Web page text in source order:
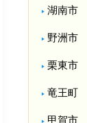
湖南市
野洲市
栗東市
竜王町
甲賀市